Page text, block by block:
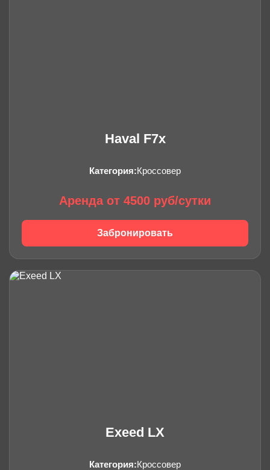
Haval F7x
Категория:Кроссовер
Аренда от 4500 руб/сутки
Забронировать
Exeed LX
Категория:Кроссовер